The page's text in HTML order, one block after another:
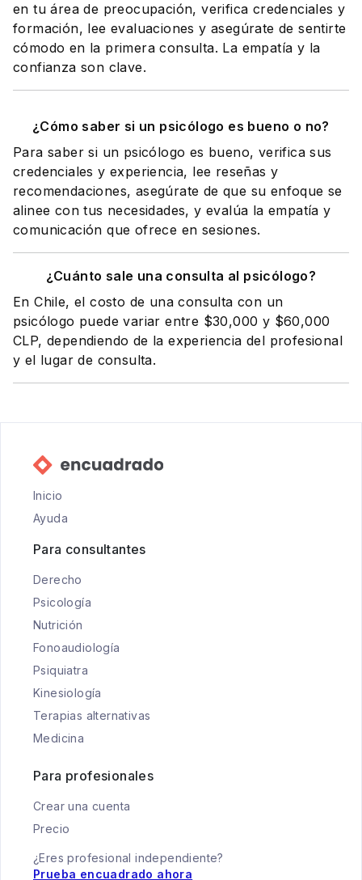
en tu área de preocupación, verifica credenciales y
formación, lee evaluaciones y asegúrate de sentirte
cómodo en la primera consulta. La empatía y la
confianza son clave.
¿Cómo saber si un psicólogo es bueno o no?
Para saber si un psicólogo es bueno, verifica sus
credenciales y experiencia, lee reseñas y
recomendaciones, asegúrate de que su enfoque se
alinee con tus necesidades, y evalúa la empatía y
comunicación que ofrece en sesiones.
¿Cuánto sale una consulta al psicólogo?
En Chile, el costo de una consulta con un
psicólogo puede variar entre $30,000 y $60,000
CLP, dependiendo de la experiencia del profesional
y el lugar de consulta.
Inicio
Ayuda
Para consultantes
Derecho
Psicología
Nutrición
Fonoaudiología
Psiquiatra
Kinesiología
Terapias alternativas
Medicina
Para profesionales
Crear una cuenta
Precio
¿Eres profesional independiente?
Prueba encuadrado ahora